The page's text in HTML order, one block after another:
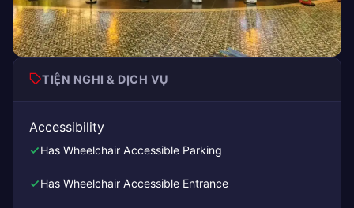
TIỆN NGHI & DỊCH VỤ
Accessibility
Has Wheelchair Accessible Parking
Has Wheelchair Accessible Entrance